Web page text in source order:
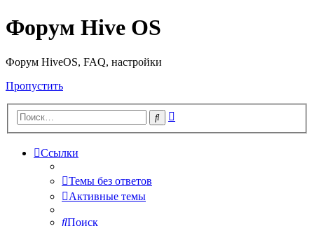
Форум Hive OS
Форум HiveOS, FAQ, настройки
Пропустить
Поиск
Ссылки
Темы без ответов
Активные темы
Поиск